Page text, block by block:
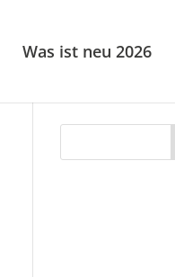
Was ist neu 2026